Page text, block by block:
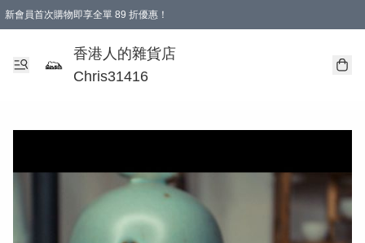
新會員首次購物即享全單 89 折優惠！
購物滿 HKD 499.00即享免運費優惠！（適用於 本地送貨、本地取貨 )
【滿 $300 專屬驚喜：無聲信物（最後一批）】
香港人的雜貨店
Chris31416